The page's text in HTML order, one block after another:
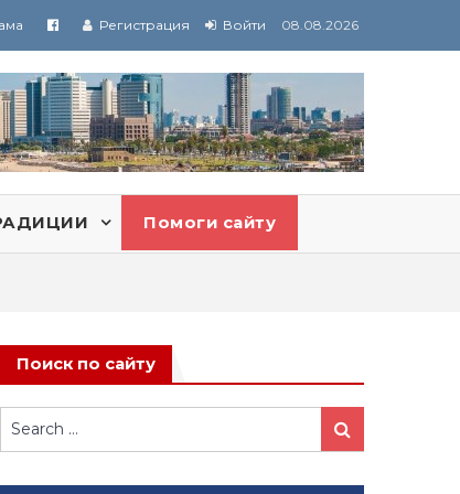
Регистрация Войти 08.08.2026
Помоги сайту
Поиск по сайту
Search
for:
Search